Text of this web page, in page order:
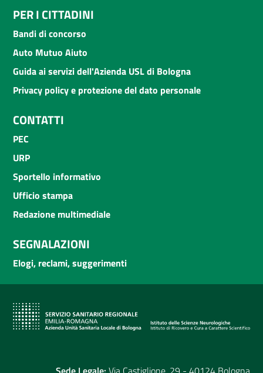
PER I CITTADINI
Bandi di concorso
Auto Mutuo Aiuto
Guida ai servizi dell'Azienda USL di Bologna
Privacy policy e protezione del dato personale
CONTATTI
PEC
URP
Sportello informativo
Ufficio stampa
Redazione multimediale
SEGNALAZIONI
Elogi, reclami, suggerimenti